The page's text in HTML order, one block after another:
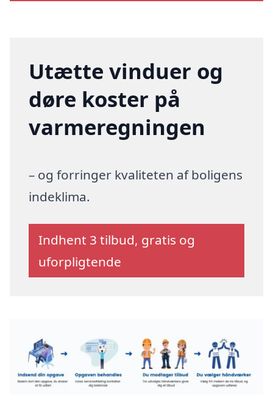
Utætte vinduer og
døre koster på
varmeregningen
– og forringer kvaliteten af boligens
indeklima.
Indhent 3 tilbud, gratis og
uforpligtende